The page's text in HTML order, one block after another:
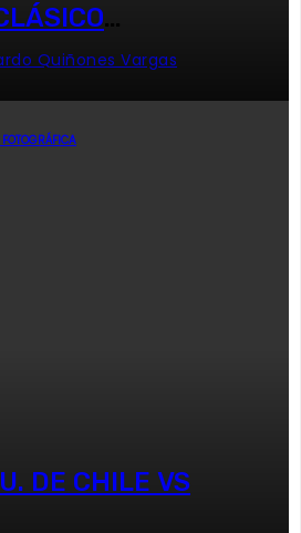
Quiñones Vargas
DE CHILE VS